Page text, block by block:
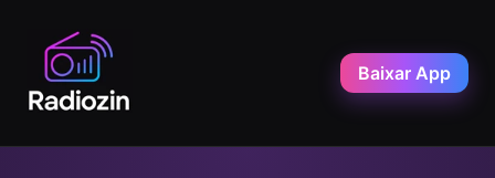
Baixar App